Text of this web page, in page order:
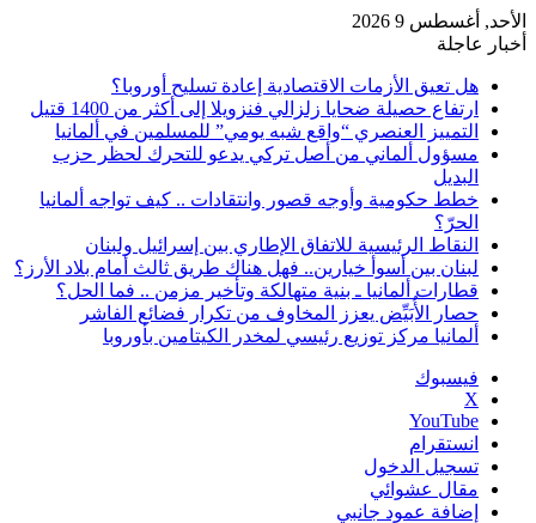
الأحد, أغسطس 9 2026
أخبار عاجلة
هل تعيق الأزمات الاقتصادية إعادة تسليح أوروبا؟
ارتفاع حصيلة ضحايا زلزالي فنزويلا إلى أكثر من 1400 قتيل
التمييز العنصري “واقع شبه يومي” للمسلمين في ألمانيا
مسؤول ألماني من أصل تركي يدعو للتحرك لحظر حزب
البديل
خطط حكومية وأوجه قصور وانتقادات .. كيف تواجه ألمانيا
الحرّ؟
النقاط الرئيسية للاتفاق الإطاري بين إسرائيل ولبنان
لبنان بين أسوأ خيارين.. فهل هناك طريق ثالث أمام بلاد الأرز؟
قطارات ألمانيا ـ بنية متهالكة وتأخير مزمن .. فما الحل؟
حصار الأُبَيِّض يعزز المخاوف من تكرار فضائع الفاشر
ألمانيا مركز توزيع رئيسي لمخدر الكيتامين بأوروبا
فيسبوك
‫X
‫YouTube
انستقرام
تسجيل الدخول
مقال عشوائي
إضافة عمود جانبي